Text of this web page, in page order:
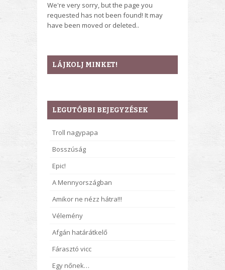
We're very sorry, but the page you
requested has not been found! It may
have been moved or deleted..
LÁJKOLJ MINKET!
LEGUTÓBBI BEJEGYZÉSEK
Troll nagypapa
Bosszúság
Epic!
A Mennyországban
Amikor ne nézz hátra!!!
Vélemény
Afgán határátkelő
Fárasztó vicc
Egy nőnek…